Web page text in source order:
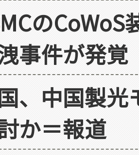
の
事件が発覚
、中国製光
か＝報道